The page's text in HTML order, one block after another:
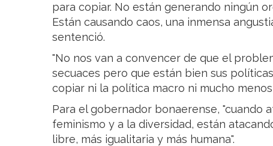
para copiar. No están generando ningún
Están causando caos, una inmensa
sentenció.
"No nos van a convencer de que el
secuaces pero que están bien sus
copiar ni la política macro ni mucho
Para el gobernador bonaerense, "cuando
feminismo y a la diversidad, están
libre, más igualitaria y más humana".